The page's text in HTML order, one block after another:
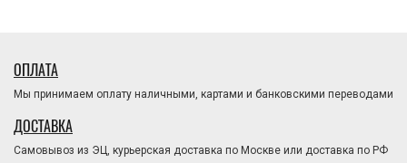
ОПЛАТА
Мы принимаем оплату наличными, картами и банковскими переводами
ДОСТАВКА
Самовывоз из ЭЦ, курьерская доставка по Москве или доставка по РФ